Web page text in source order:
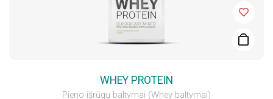
WHEY PROTEIN
Pieno išrūgų baltymai (Whey baltymai)